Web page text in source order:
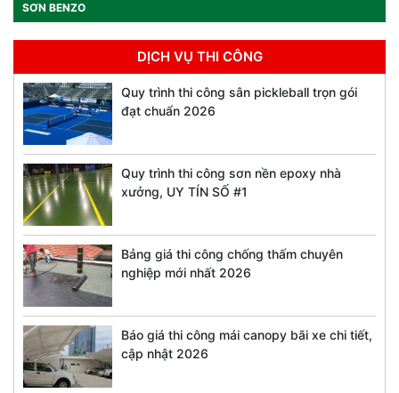
SƠN BENZO
DỊCH VỤ THI CÔNG
Quy trình thi công sân pickleball trọn gói
đạt chuẩn 2026
Quy trình thi công sơn nền epoxy nhà
xưởng, UY TÍN SỐ #1
Bảng giá thi công chống thấm chuyên
nghiệp mới nhất 2026
Báo giá thi công mái canopy bãi xe chi tiết,
cập nhật 2026